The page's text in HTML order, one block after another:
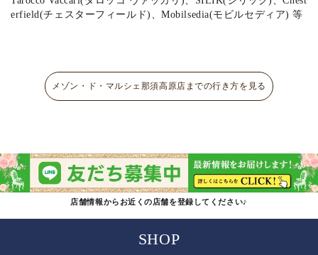
erfield(チェスターフィールド)、Mobilsedia(モビルセディア) 等
メゾン・ド・マルシェ那須高原店までの行き方を見る
店舗情報からお近くの店舗を登録してください♪
SHOP